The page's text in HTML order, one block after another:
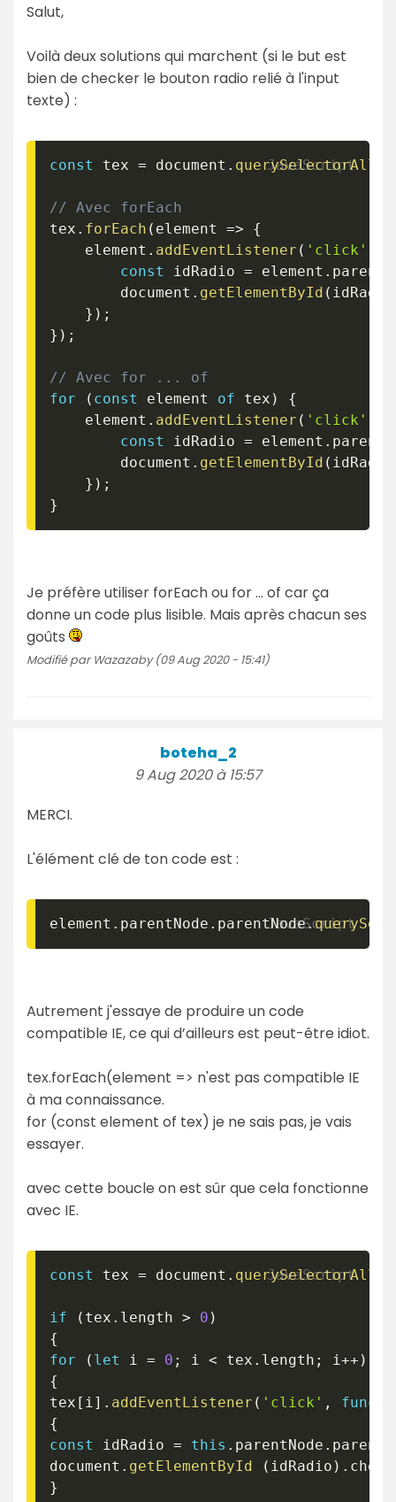
Salut,
Voilà deux solutions qui marchent (si le but est
bien de checker le bouton radio relié à l'input
texte) :
const tex = document . querySelectorAll
// Avec forEach
tex . forEach ( element =>
{
    element
. addEventListener ( 'click'
const
idRadio = element .
        document
. getElementById ( idRadio
} ) ;
} ) ;
// Avec for ... of
for
( const element of tex )
{
    element
. addEventListener ( 'click'
const
idRadio = element .
        document
. getElementById ( idRadio
} ) ;
}
Je préfère utiliser forEach ou for ... of car ça
donne un code plus lisible. Mais après chacun ses
goûts
Modifié par Wazazaby (09 Aug 2020 - 15:41)
boteha_2
9 Aug 2020 à 15:57
MERCI.
L'élément clé de ton code est :
element . parentNode . parentNode.
Autrement j'essaye de produire un code
compatible IE, ce qui d’ailleurs est peut-être idiot.
tex.forEach(element => n'est pas compatible IE
à ma connaissance.
for (const element of tex) je ne sais pas, je vais
essayer.
avec cette boucle on est sûr que cela fonctionne
avec IE.
const tex = document . querySelectorAll
if ( tex . length > 0 )
{
for
( let i = 0 ; i < tex . length ; i ++ )
{
tex [ i ] . addEventListener ( 'click' ,
{
const
idRadio = this . parentNode .
document . getElementById ( idRadio ) .
}